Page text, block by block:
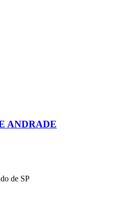
ANDRADE
de SP